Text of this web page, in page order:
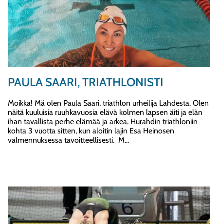
PAULA SAARI, TRIATHLONISTI
Moikka! Mä olen Paula Saari, triathlon urheilija Lahdesta. Olen
näitä kuuluisia ruuhkavuosia elävä kolmen lapsen äiti ja elän
ihan tavallista perhe elämää ja arkea. Hurahdin triathloniin
kohta 3 vuotta sitten, kun aloitin lajin Esa Heinosen
valmennuksessa tavoitteellisesti. M...